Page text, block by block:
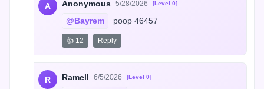
A Anonymous 5/28/2026 [Level 0]
@Bayrem poop 46457
👍 12 Reply
R Ramell 6/5/2026 [Level 0]